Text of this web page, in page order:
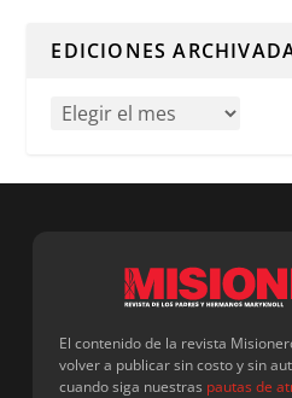
EDICIONES
El contenido de la revista
volver a publicar sin costo y sin
cuando siga nuestras pautas de